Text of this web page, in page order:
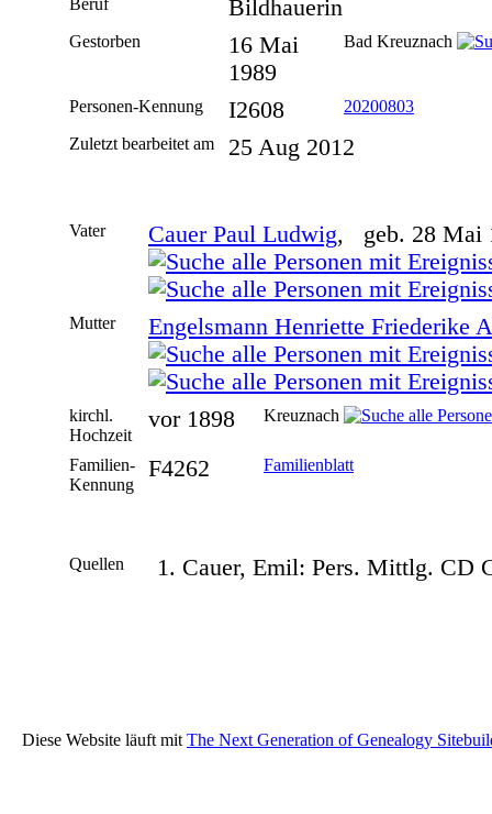
Bildhauerin
Gestorben
16 Mai
1989
Bad Kreuznach
Personen-Kennung I2608
20200803
Zuletzt bearbeitet am
25 Aug 2012
Vater Cauer Paul Ludwig, geb. 28 Mai
Mutter Engelsmann Henriette Friederike
kirchl.
Hochzeit
vor 1898 Kreuznach
Familien-
Kennung
F4262 Familienblatt
Quellen Cauer, Emil: Pers. Mittlg. CD
Diese Website läuft mit The Next Generation of Genealogy